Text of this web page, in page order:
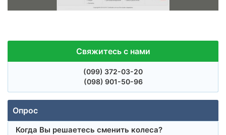
Свяжитесь с нами
(099) 372-03-20
(098) 901-50-96
Опрос
Когда Вы решаетесь сменить колеса?